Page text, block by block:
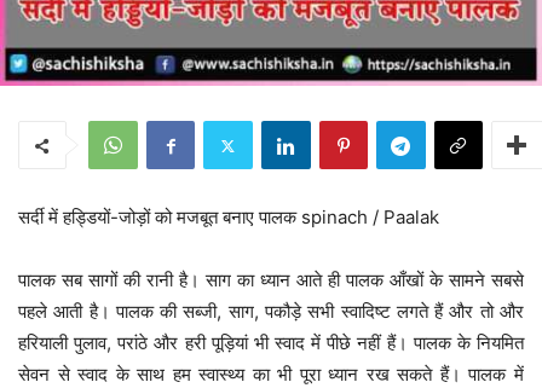
सर्दी में हड्डियों-जोड़ों को मजबूत बनाए पालक spinach / Paalak
पालक सब सागों की रानी है। साग का ध्यान आते ही पालक आँखों के सामने सबसे
पहले आती है। पालक की सब्जी, साग, पकौड़े सभी स्वादिष्ट लगते हैं और तो और
हरियाली पुलाव, परांठे और हरी पूड़ियां भी स्वाद में पीछे नहीं हैं। पालक के नियमित
सेवन से स्वाद के साथ हम स्वास्थ्य का भी पूरा ध्यान रख सकते हैं। पालक में